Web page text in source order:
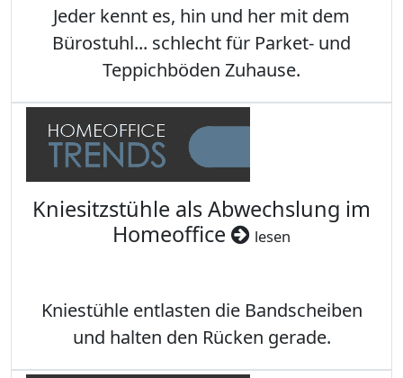
Jeder kennt es, hin und her mit dem
Bürostuhl... schlecht für Parket- und
Teppichböden Zuhause.
Kniesitzstühle als Abwechslung im
Homeoffice
lesen
Kniestühle entlasten die Bandscheiben
und halten den Rücken gerade.